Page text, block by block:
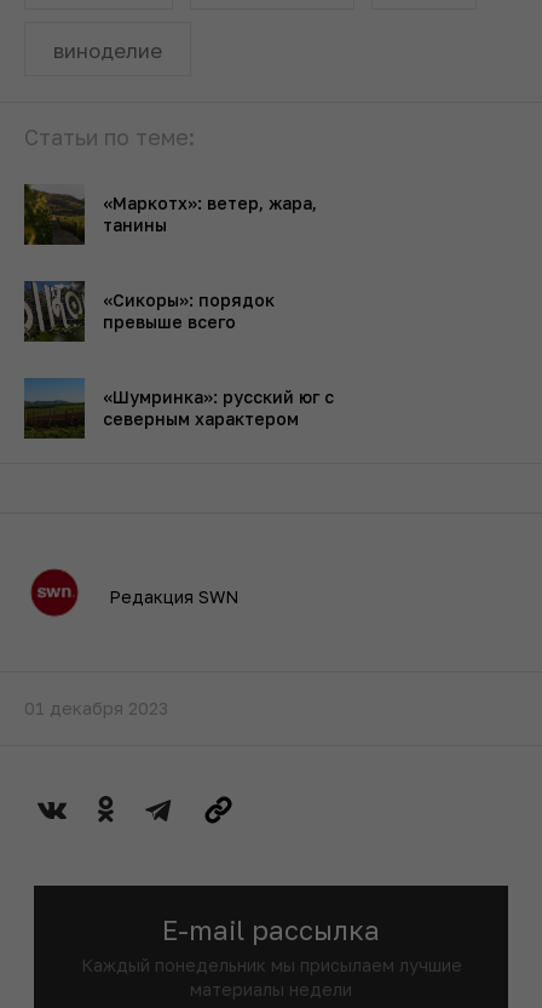
виноделие
Статьи по теме:
«Маркотх»: ветер, жара,
танины
«Сикоры»: порядок
превыше всего
«Шумринка»: русский юг с
северным характером
Редакция SWN
01 декабря 2023
E-mail рассылка
Каждый понедельник мы присылаем лучшие
материалы недели